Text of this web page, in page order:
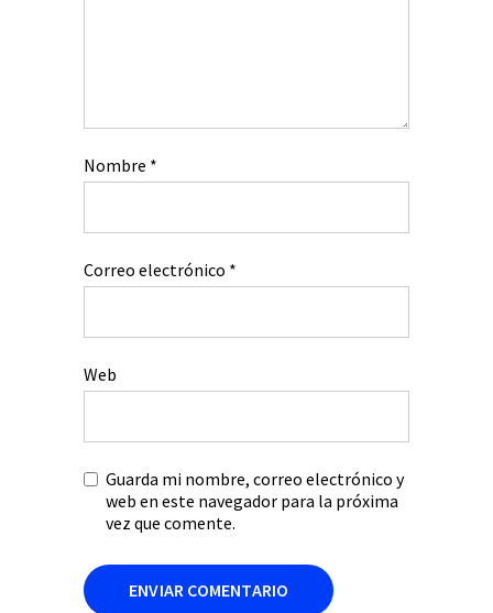
Nombre *
Correo electrónico *
Web
Guarda mi nombre, correo electrónico y
web en este navegador para la próxima
vez que comente.